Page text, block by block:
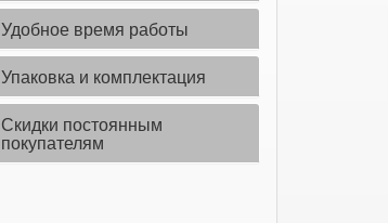
Удобное время работы
Упаковка и комплектация
Скидки постоянным
покупателям